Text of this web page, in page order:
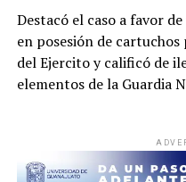
Destacó el caso a favor
en posesión de cartuchos
del Ejercito y calificó de
elementos de la Guardia